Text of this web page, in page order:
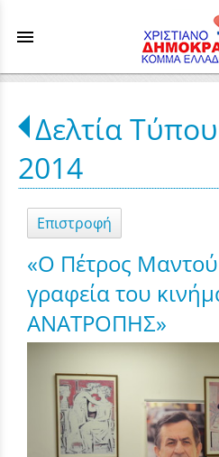
menu
Δελτία Τύπου
2014
Επιστροφή
«Ο Πέτρος
γραφεία του
ΑΝΑΤΡΟΠΗΣ»